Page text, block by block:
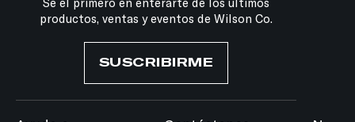
productos, ventas y eventos de Wilson Co.
SUSCRIBIRME